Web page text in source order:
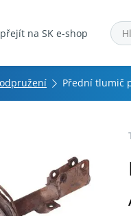
přejít na SK e-shop
Přední tlumič